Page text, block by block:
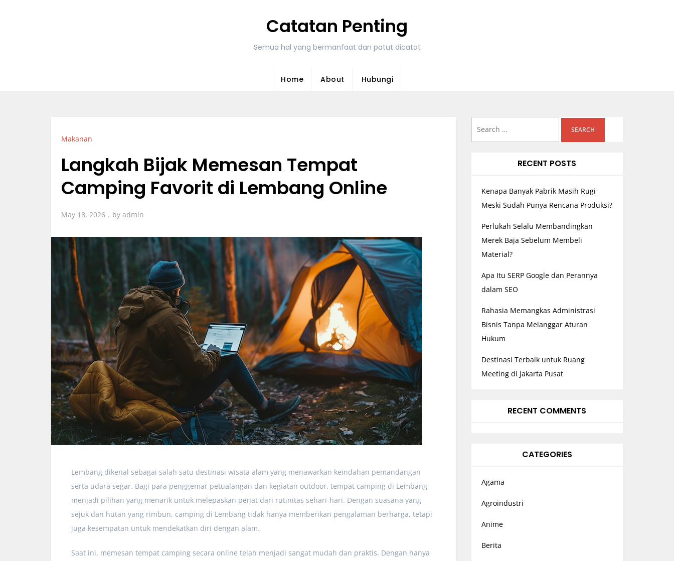
Catatan Penting
Semua hal yang bermanfaat dan patut dicatat
Home About Hubungi
Makanan
Langkah Bijak Memesan Tempat
Camping Favorit di Lembang Online
May 18, 2026 by admin
Lembang dikenal sebagai salah satu destinasi wisata alam yang menawarkan keindahan pemandangan
serta udara segar. Bagi para penggemar petualangan dan kegiatan outdoor, tempat camping di Lembang
menjadi pilihan yang menarik untuk melepaskan penat dari rutinitas sehari-hari. Dengan suasana yang
sejuk dan hutan yang rimbun, camping di Lembang tidak hanya memberikan pengalaman berharga, tetapi
juga kesempatan untuk mendekatkan diri dengan alam.
Saat ini, memesan tempat camping secara online telah menjadi sangat mudah dan praktis. Dengan hanya
RECENT POSTS
Kenapa Banyak Pabrik Masih Rugi
Meski Sudah Punya Rencana Produksi?
Perlukah Selalu Membandingkan
Merek Baja Sebelum Membeli
Material?
Apa Itu SERP Google dan Perannya
dalam SEO
Rahasia Memangkas Administrasi
Bisnis Tanpa Melanggar Aturan
Hukum
Destinasi Terbaik untuk Ruang
Meeting di Jakarta Pusat
RECENT COMMENTS
CATEGORIES
Agama
Agroindustri
Anime
Berita